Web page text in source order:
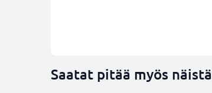
Saatat pitää myös näistä